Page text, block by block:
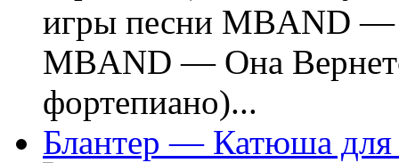
игры песни MBAND —
MBAND — Она
фортепиано)...
Блантер — Катюша для